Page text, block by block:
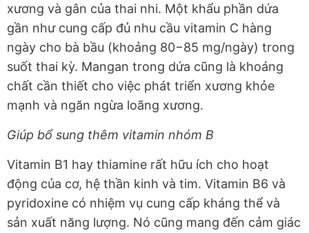
xương và gân của thai nhi. Một khẩu phần dứa
gần như cung cấp đủ nhu cầu vitamin C hàng
ngày cho bà bầu (khoảng 80−85 mg/ngày) trong
suốt thai kỳ. Mangan trong dứa cũng là khoáng
chất cần thiết cho việc phát triển xương khỏe
mạnh và ngăn ngừa loãng xương.
Giúp bổ sung thêm vitamin nhóm B
Vitamin B1 hay thiamine rất hữu ích cho hoạt
động của cơ, hệ thần kinh và tim. Vitamin B6 và
pyridoxine có nhiệm vụ cung cấp kháng thể và
sản xuất năng lượng. Nó cũng mang đến cảm giác